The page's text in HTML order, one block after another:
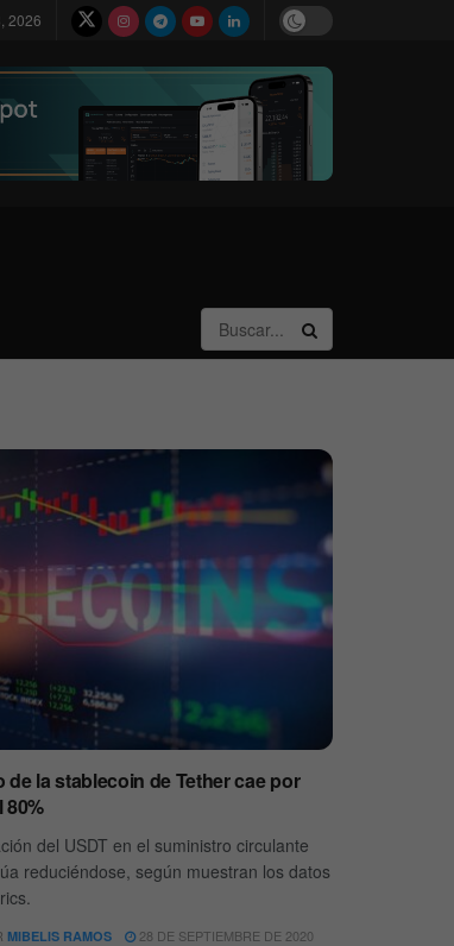
2026
de la stablecoin de Tether cae por
80%
del USDT en el suministro circulante
reduciéndose, según muestran los datos
MIBELIS RAMOS
28 DE SEPTIEMBRE DE 2020